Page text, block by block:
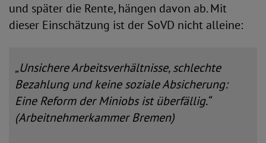
und später die Rente, hängen davon ab. Mit
dieser Einschätzung ist der SoVD nicht alleine:
„Unsichere Arbeitsverhältnisse, schlechte
Bezahlung und keine soziale Absicherung:
Eine Reform der Miniobs ist überfällig.“
(Arbeitnehmerkammer Bremen)